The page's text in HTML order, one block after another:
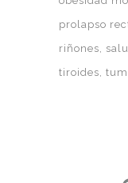
prolapso
riñones
tiroides